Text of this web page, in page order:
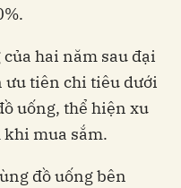
hai năm sau đại
ưu tiên chi tiêu dưới
uống, thể hiện xu
khi mua sắm.
đồ uống bên